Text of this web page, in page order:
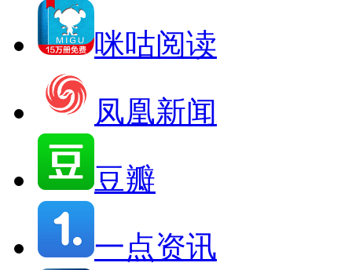
咪咕阅读
凤凰新闻
豆瓣
一点资讯